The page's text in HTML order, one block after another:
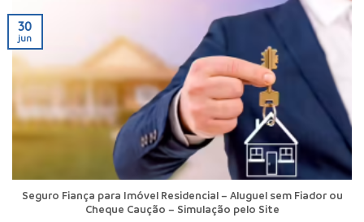
Seguro Fiança para Imóvel Residencial – Aluguel sem Fiador ou
Cheque Caução – Simulação pelo Site
30
jun